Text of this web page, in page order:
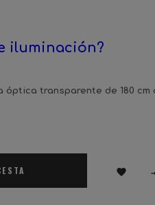
iluminación?
óptica transparente de 180 cm
